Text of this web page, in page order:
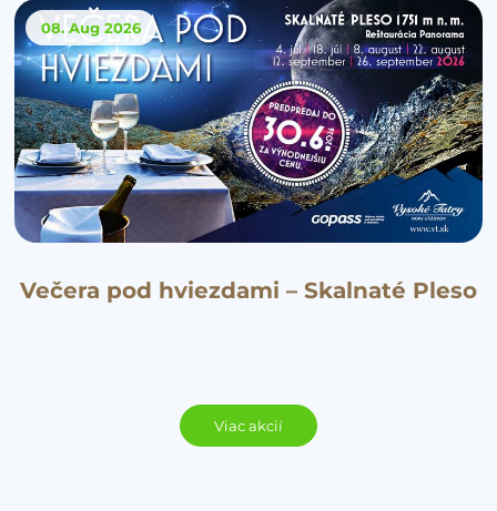
08. Aug 2026
Večera pod hviezdami – Skalnaté Pleso
Viac akcií